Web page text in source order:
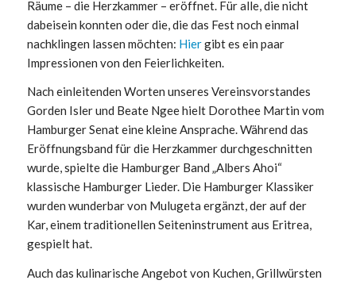
Räume – die Herzkammer – eröffnet. Für alle, die nicht
dabeisein konnten oder die, die das Fest noch einmal
nachklingen lassen möchten: Hiergibt es ein paar
Impressionen von den Feierlichkeiten.
Nach einleitenden Worten unseres Vereinsvorstandes
Gorden Isler und Beate Ngee hielt Dorothee Martin vom
Hamburger Senat eine kleine Ansprache. Während das
Eröffnungsband für die Herzkammer durchgeschnitten
wurde, spielte die Hamburger Band „Albers Ahoi“
klassische Hamburger Lieder. Die Hamburger Klassiker
wurden wunderbar von Mulugeta ergänzt, der auf der
Kar, einem traditionellen Seiteninstrument aus Eritrea,
gespielt hat.
Auch das kulinarische Angebot von Kuchen, Grillwürsten